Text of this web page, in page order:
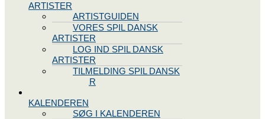
ARTISTER
ARTISTGUIDEN
VORES SPIL DANSK
ARTISTER
LOG IND SPIL DANSK
ARTISTER
TILMELDING SPIL DANSK
ARTISTER
KALENDEREN
SØG I KALENDEREN